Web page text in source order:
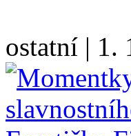
ostatní | 1.